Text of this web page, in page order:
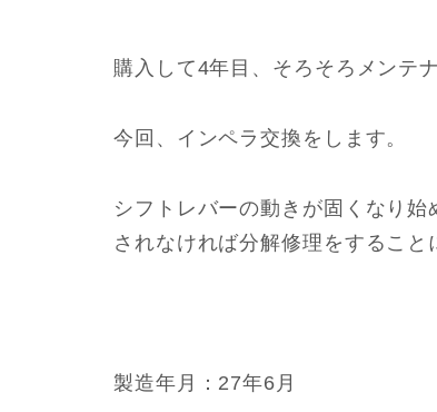
購入して4年目、そろそろメンテ
今回、インペラ交換をします。
シフトレバーの動きが固くなり
されなければ分解修理をすること
製造年月：27年6月